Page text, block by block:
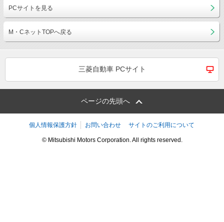
PCサイトを見る
M・CネットTOPへ戻る
三菱自動車 PCサイト
ページの先頭へ
個人情報保護方針 お問い合わせ サイトのご利用について
© Mitsubishi Motors Corporation. All rights reserved.